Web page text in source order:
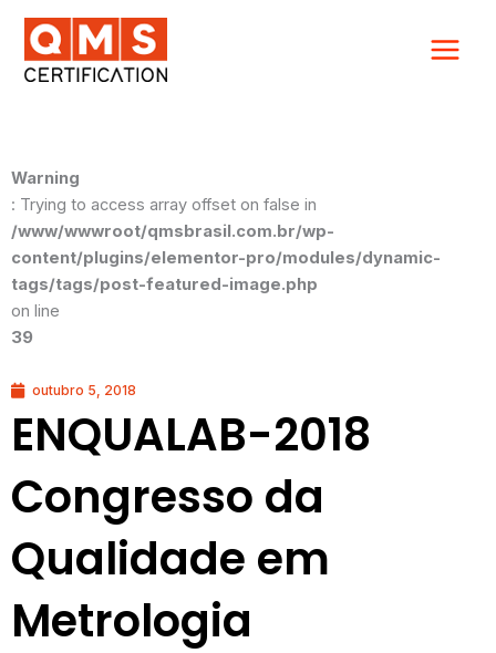
Warning
: Trying to access array offset on false in
/www/wwwroot/qmsbrasil.com.br/wp-
content/plugins/elementor-pro/modules/dynamic-
tags/tags/post-featured-image.php
on line
39
outubro 5, 2018
ENQUALAB-2018
Congresso da
Qualidade em
Metrologia